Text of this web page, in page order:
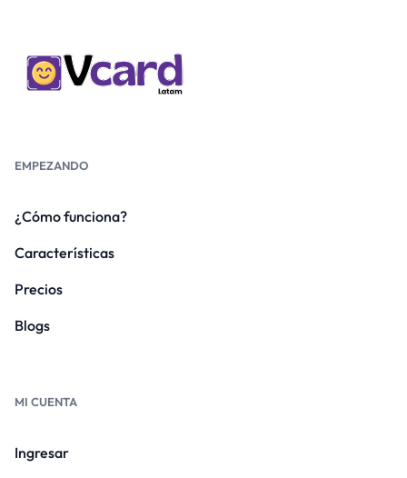
EMPEZANDO
¿Cómo funciona?
Características
Precios
Blogs
MI CUENTA
Ingresar